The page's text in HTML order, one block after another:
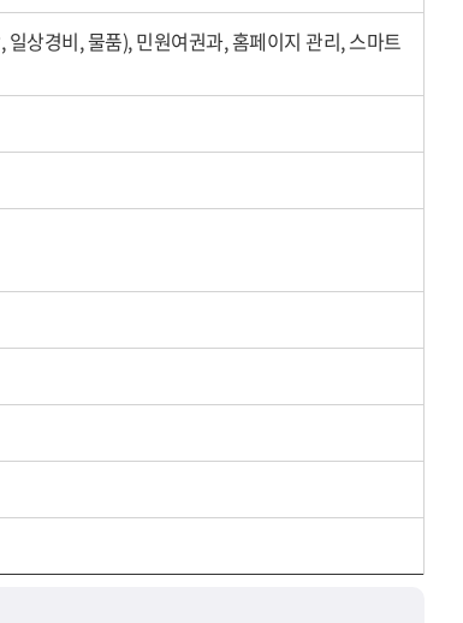
상경비, 물품), 민원여권과, 홈페이지 관리, 스마트